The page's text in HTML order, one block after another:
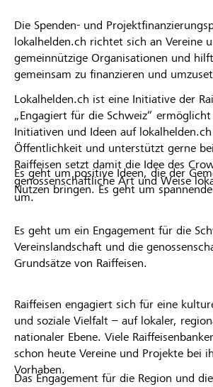
Die Spenden- und
lokalhelden.ch richtet sich an Vereine
gemeinnützige Organisationen und
gemeinsam zu finanzieren und
Lokalhelden.ch ist eine Initiative der
„Engagiert für die Schweiz“ ermöglicht
Initiativen und Ideen auf
Öffentlichkeit und unterstützt gerne
Raiffeisen setzt damit die Idee des
genossenschaftliche Art und Weise
um.
Es geht um positive Ideen, die der
Nutzen bringen. Es geht um
Es geht um ein Engagement für die
Vereinslandschaft und die
Grundsätze von Raiffeisen.
Raiffeisen engagiert sich für eine
und soziale Vielfalt – auf lokaler,
nationaler Ebene. Viele
schon heute Vereine und Projekte bei
Vorhaben.
Das Engagement für die Region und